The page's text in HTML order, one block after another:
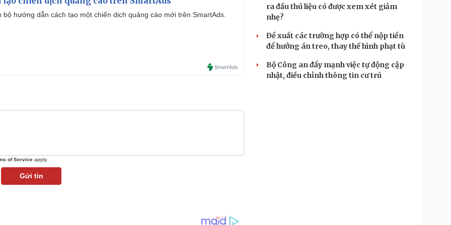
bộ hướng dẫn cách tạo một chiến dịch quảng cáo mới trên SmartAds.
of Service apply.
Gửi tin
ra đầu thú liệu có được xem xét giảm
nhẹ?
Đề xuất các trường hợp có thể nộp tiền
để hưởng án treo, thay thế hình phạt tù
Bộ Công an đẩy mạnh việc tự động cập
nhật, điều chỉnh thông tin cư trú